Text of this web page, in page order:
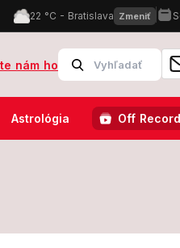
ostrej kritike: Slovákom
nám ho
Astrológia Off Record